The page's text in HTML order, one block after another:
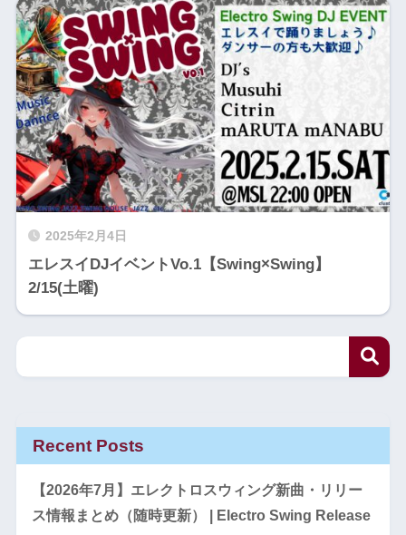
2025年2月4日
エレスイDJイベントVo.1【Swing×Swing】
2/15(土曜)
Recent Posts
【2026年7月】エレクトロスウィング新曲・リリー
ス情報まとめ（随時更新） | Electro Swing Release